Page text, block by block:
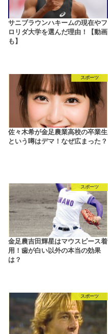
サニブラウンハキームの現在やフ
ロリダ大学を選んだ理由！【動画
も】
スポーツ
佐々木希が金足農業高校の卒業生
という噂はデマ！なぜ広まった？
スポーツ
金足農吉田輝星はマウスピース着
用！歯が白い以外の本当の効果
は？
スポーツ